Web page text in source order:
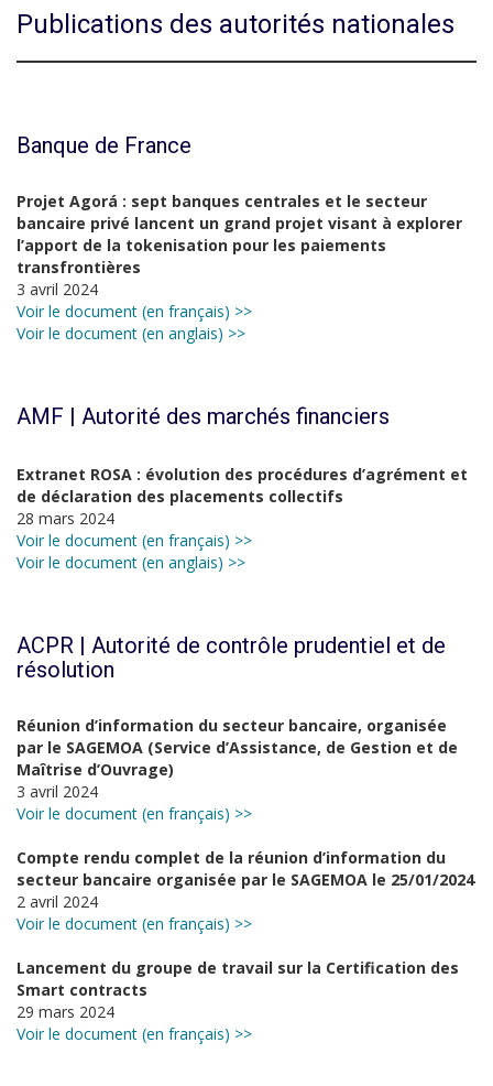
Publications des autorités nationales
Banque de France
Projet Agorá : sept banques centrales et le secteur
bancaire privé lancent un grand projet visant à explorer
l’apport de la tokenisation pour les paiements
transfrontières
3 avril 2024
Voir le document (en français) >>
Voir le document (en anglais) >>
AMF | Autorité des marchés financiers
Extranet ROSA : évolution des procédures d’agrément et
de déclaration des placements collectifs
28 mars 2024
Voir le document (en français) >>
Voir le document (en anglais) >>
ACPR | Autorité de contrôle prudentiel et de
résolution
Réunion d’information du secteur bancaire, organisée
par le SAGEMOA (Service d’Assistance, de Gestion et de
Maîtrise d’Ouvrage)
3 avril 2024
Voir le document (en français) >>
Compte rendu complet de la réunion d’information du
secteur bancaire organisée par le SAGEMOA le 25/01/2024
2 avril 2024
Voir le document (en français) >>
Lancement du groupe de travail sur la Certification des
Smart contracts
29 mars 2024
Voir le document (en français) >>